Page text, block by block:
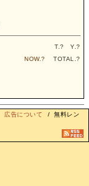
T.? Y.?
NOW.? TOTAL.?
広告について
/ 無料レン